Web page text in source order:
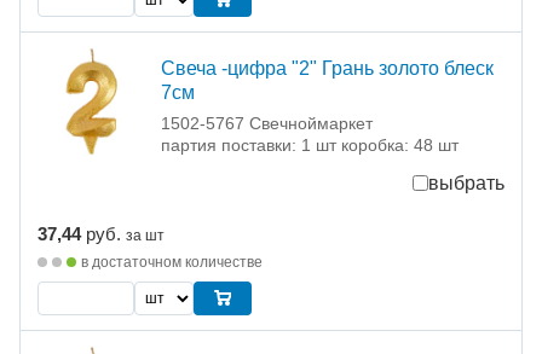
Свеча -цифра "2" Грань золото блеск
7см
1502-5767 Свечноймаркет
партия поставки: 1 шт коробка: 48 шт
выбрать
37,44 руб. за шт
в достаточном количестве